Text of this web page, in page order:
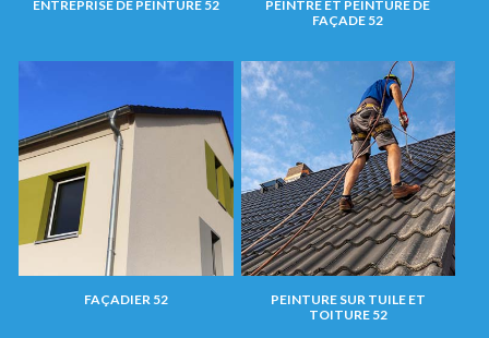
ENTREPRISE DE PEINTURE 52
PEINTRE ET PEINTURE DE
FAÇADE 52
FAÇADIER 52
PEINTURE SUR TUILE ET
TOITURE 52